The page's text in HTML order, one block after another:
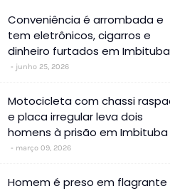
Conveniência é arrombada e
tem eletrônicos, cigarros e
dinheiro furtados em Imbituba
junho 25, 2026
Motocicleta com chassi
e placa irregular leva dois
homens à prisão em Imbituba
março 09, 2026
Homem é preso em flagrante